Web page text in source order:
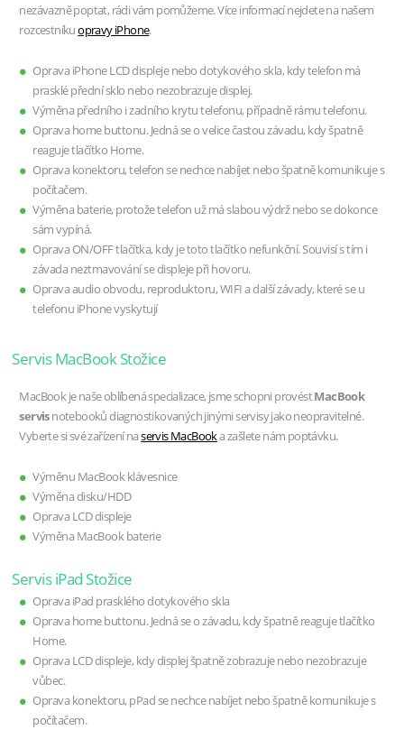
nezávazně poptat, rádi vám pomůžeme. Více informací nejdete na našem
rozcestníkuopravy iPhone.
Oprava iPhone LCD displeje nebo dotykového skla, kdy telefon má
prasklé přední sklo nebo nezobrazuje displej.
Výměna předního i zadního krytu telefonu, případně rámu telefonu.
Oprava home buttonu. Jedná se o velice častou závadu, kdy špatně
reaguje tlačítko Home.
Oprava konektoru, telefon se nechce nabíjet nebo špatně komunikuje s
počítačem.
Výměna baterie, protože telefon už má slabou výdrž nebo se dokonce
sám vypíná.
Oprava ON/OFF tlačítka, kdy je toto tlačítko nefunkční. Souvisí s tím i
závada neztmavování se displeje při hovoru.
Oprava audio obvodu, reproduktoru, WIFI a další závady, které se u
telefonu iPhone vyskytují
Servis MacBook Stožice
MacBook je naše oblíbená specializace, jsme schopni provéstMacBook
servisnotebooků diagnostikovaných jinými servisy jako neopravitelné.
Vyberte si své zařízení naservis MacBooka zašlete nám poptávku.
Výměnu MacBook klávesnice
Výměna disku/HDD
Oprava LCD displeje
Výměna MacBook baterie
Servis iPad Stožice
Oprava iPad prasklého dotykového skla
Oprava home buttonu. Jedná se o závadu, kdy špatně reaguje tlačítko
Home.
Oprava LCD displeje, kdy displej špatně zobrazuje nebo nezobrazuje
vůbec.
Oprava konektoru, pPad se nechce nabíjet nebo špatně komunikuje s
počítačem.